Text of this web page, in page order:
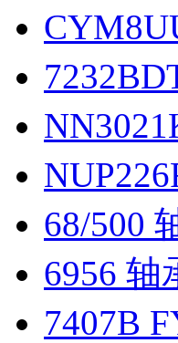
68/500
6956 轴
7407B